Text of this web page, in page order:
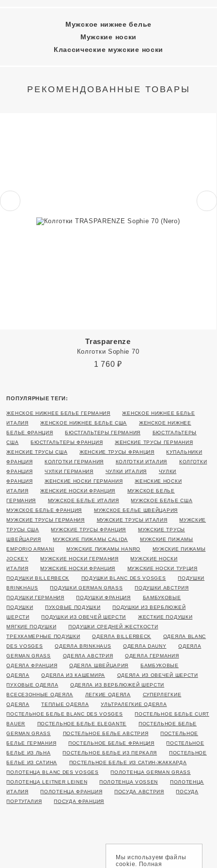
Мужское нижнее белье
Мужские носки
Классические мужские носки
РЕКОМЕНДОВАННЫЕ ТОВАРЫ
Trasparenze
Колготки Sophie 70
1 760 ₽
ПОПУЛЯРНЫЕ ТЕГИ:
ЖЕНСКОЕ НИЖНЕЕ БЕЛЬЕ ГЕРМАНИЯ
ЖЕНСКОЕ НИЖНЕЕ БЕЛЬЕ
ИТАЛИЯ
ЖЕНСКОЕ НИЖНЕЕ БЕЛЬЕ США
ЖЕНСКОЕ НИЖНЕЕ
БЕЛЬЕ ФРАНЦИЯ
БЮСТГАЛЬТЕРЫ ГЕРМАНИЯ
БЮСТГАЛЬТЕРЫ
США
БЮСТГАЛЬТЕРЫ ФРАНЦИЯ
ЖЕНСКИЕ ТРУСЫ ГЕРМАНИЯ
ЖЕНСКИЕ ТРУСЫ США
ЖЕНСКИЕ ТРУСЫ ФРАНЦИЯ
КУПАЛЬНИКИ
ФРАНЦИЯ
КОЛГОТКИ ГЕРМАНИЯ КОЛГОТКИ ИТАЛИЯ
КОЛГОТКИ
ФРАНЦИЯ
ЧУЛКИ ГЕРМАНИЯ ЧУЛКИ ИТАЛИЯ
ЧУЛКИ
ФРАНЦИЯ
ЖЕНСКИЕ НОСКИ ГЕРМАНИЯ
ЖЕНСКИЕ НОСКИ
ИТАЛИЯ
ЖЕНСКИЕ НОСКИ ФРАНЦИЯ
МУЖСКОЕ БЕЛЬЕ
ГЕРМАНИЯ
МУЖСКОЕ БЕЛЬЕ ИТАЛИЯ
МУЖСКОЕ БЕЛЬЕ США
МУЖСКОЕ БЕЛЬЕ ФРАНЦИЯ
МУЖСКОЕ БЕЛЬЕ ШВЕЙЦАРИЯ
МУЖСКИЕ ТРУСЫ ГЕРМАНИЯ
МУЖСКИЕ ТРУСЫ ИТАЛИЯ
МУЖСКИЕ
ТРУСЫ США
МУЖСКИЕ ТРУСЫ ФРАНЦИЯ
МУЖСКИЕ ТРУСЫ
ШВЕЙЦАРИЯ
МУЖСКИЕ ПИЖАМЫ CALIDA
МУЖСКИЕ ПИЖАМЫ
EMPORIO ARMANI
МУЖСКИЕ ПИЖАМЫ HANRO
МУЖСКИЕ ПИЖАМЫ
JOCKEY
МУЖСКИЕ НОСКИ ГЕРМАНИЯ
МУЖСКИЕ НОСКИ
ИТАЛИЯ
МУЖСКИЕ НОСКИ ФРАНЦИЯ
МУЖСКИЕ НОСКИ ТУРЦИЯ
ПОДУШКИ BILLERBECK
ПОДУШКИ BLANC DES VOSGES
ПОДУШКИ
BRINKHAUS
ПОДУШКИ GERMAN GRASS
ПОДУШКИ АВСТРИЯ
ПОДУШКИ ГЕРМАНИЯ
ПОДУШКИ ФРАНЦИЯ
БАМБУКОВЫЕ
ПОДУШКИ
ПУХОВЫЕ ПОДУШКИ
ПОДУШКИ ИЗ ВЕРБЛЮЖЕЙ
ШЕРСТИ
ПОДУШКИ ИЗ ОВЕЧЕЙ ШЕРСТИ
ЖЕСТКИЕ ПОДУШКИ
МЯГКИЕ ПОДУШКИ
ПОДУШКИ СРЕДНЕЙ ЖЕСТКОСТИ
ТРЕХКАМЕРНЫЕ ПОДУШКИ
ОДЕЯЛА BILLERBECK
ОДЕЯЛА BLANC
DES VOSGES
ОДЕЯЛА BRINKHAUS ОДЕЯЛА DAUNY
ОДЕЯЛА
GERMAN GRASS
ОДЕЯЛА АВСТРИЯ
ОДЕЯЛА ГЕРМАНИЯ
ОДЕЯЛА ФРАНЦИЯ
ОДЕЯЛА ШВЕЙЦАРИЯ
БАМБУКОВЫЕ
ОДЕЯЛА
ОДЕЯЛА ИЗ КАШЕМИРА
ОДЕЯЛА ИЗ ОВЕЧЕЙ ШЕРСТИ
ПУХОВЫЕ ОДЕЯЛА
ОДЕЯЛА ИЗ ВЕРБЛЮЖЕЙ ШЕРСТИ
ВСЕСЕЗОННЫЕ ОДЕЯЛА
ЛЕГКИЕ ОДЕЯЛА
СУПЕРЛЕГКИЕ
ОДЕЯЛА
ТЕПЛЫЕ ОДЕЯЛА
УЛЬТРАЛЕГКИЕ ОДЕЯЛА
ПОСТЕЛЬНОЕ БЕЛЬЕ BLANC DES VOSGES
ПОСТЕЛЬНОЕ БЕЛЬЕ CURT
BAUER
ПОСТЕЛЬНОЕ БЕЛЬЕ ELEGANTE
ПОСТЕЛЬНОЕ БЕЛЬЕ
GERMAN GRASS
ПОСТЕЛЬНОЕ БЕЛЬЕ АВСТРИЯ
ПОСТЕЛЬНОЕ
БЕЛЬЕ ГЕРМАНИЯ
ПОСТЕЛЬНОЕ БЕЛЬЕ ФРАНЦИЯ
ПОСТЕЛЬНОЕ
БЕЛЬЕ ИЗ ЛЬНА
ПОСТЕЛЬНОЕ БЕЛЬЕ ИЗ ПЕРКАЛЯ
ПОСТЕЛЬНОЕ
БЕЛЬЕ ИЗ САТИНА
ПОСТЕЛЬНОЕ БЕЛЬЕ ИЗ САТИН-ЖАККАРДА
ПОЛОТЕНЦА BLANC DES VOSGES
ПОЛОТЕНЦА GERMAN GRASS
ПОЛОТЕНЦА LEITNER LEINEN
ПОЛОТЕНЦА VOSSEN
ПОЛОТЕНЦА
ИТАЛИЯ
ПОЛОТЕНЦА ФРАНЦИЯ ПОСУДА АВСТРИЯ
ПОСУДА
ПОРТУГАЛИЯ
ПОСУДА ФРАНЦИЯ
Мы используем файлы
cookie. Полная